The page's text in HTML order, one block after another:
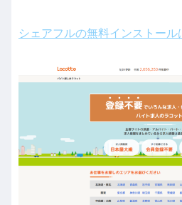
シェアフルの無料インストール